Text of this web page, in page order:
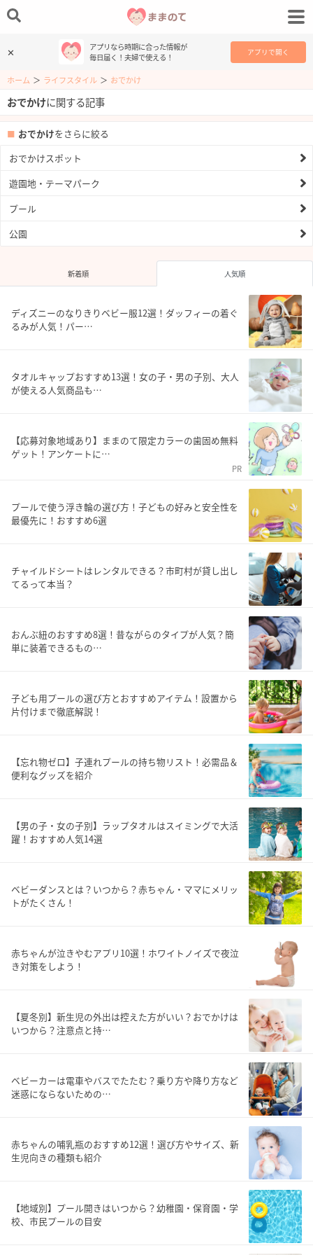
✕
アプリなら時期に合った情報が
毎日届く！夫婦で使える！
アプリで開く
ホーム ＞ ライフスタイル ＞ おでかけ
おでかけに関する記事
おでかけをさらに絞る
おでかけスポット
遊園地・テーマパーク
プール
公園
新着順 人気順
ディズニーのなりきりベビー服12選！ダッフィーの着ぐ
るみが人気！パー…
タオルキャップおすすめ13選！女の子・男の子別、大人
が使える人気商品も…
【応募対象地域あり】ままのて限定カラーの歯固め無料
ゲット！アンケートに…
PR
プールで使う浮き輪の選び方！子どもの好みと安全性を
最優先に！おすすめ6選
チャイルドシートはレンタルできる？市町村が貸し出し
てるって本当？
おんぶ紐のおすすめ8選！昔ながらのタイプが人気？簡
単に装着できるもの…
子ども用プールの選び方とおすすめアイテム！設置から
片付けまで徹底解説！
【忘れ物ゼロ】子連れプールの持ち物リスト！必需品＆
便利なグッズを紹介
【男の子・女の子別】ラップタオルはスイミングで大活
躍！おすすめ人気14選
ベビーダンスとは？いつから？赤ちゃん・ママにメリッ
トがたくさん！
赤ちゃんが泣きやむアプリ10選！ホワイトノイズで夜泣
き対策をしよう！
【夏冬別】新生児の外出は控えた方がいい？おでかけは
いつから？注意点と持…
ベビーカーは電車やバスでたたむ？乗り方や降り方など
迷惑にならないための…
赤ちゃんの哺乳瓶のおすすめ12選！選び方やサイズ、新
生児向きの種類も紹介
【地域別】プール開きはいつから？幼稚園・保育園・学
校、市民プールの目安